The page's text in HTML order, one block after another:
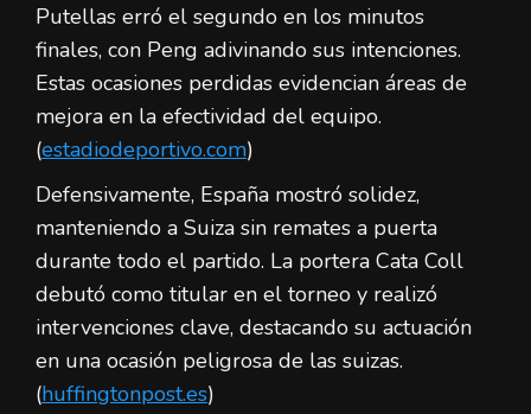
Putellas erró el segundo en los minutos
finales, con Peng adivinando sus intenciones.
Estas ocasiones perdidas evidencian áreas de
mejora en la efectividad del equipo.
(estadiodeportivo.com)
Defensivamente, España mostró solidez,
manteniendo a Suiza sin remates a puerta
durante todo el partido. La portera Cata Coll
debutó como titular en el torneo y realizó
intervenciones clave, destacando su actuación
en una ocasión peligrosa de las suizas.
(huffingtonpost.es)